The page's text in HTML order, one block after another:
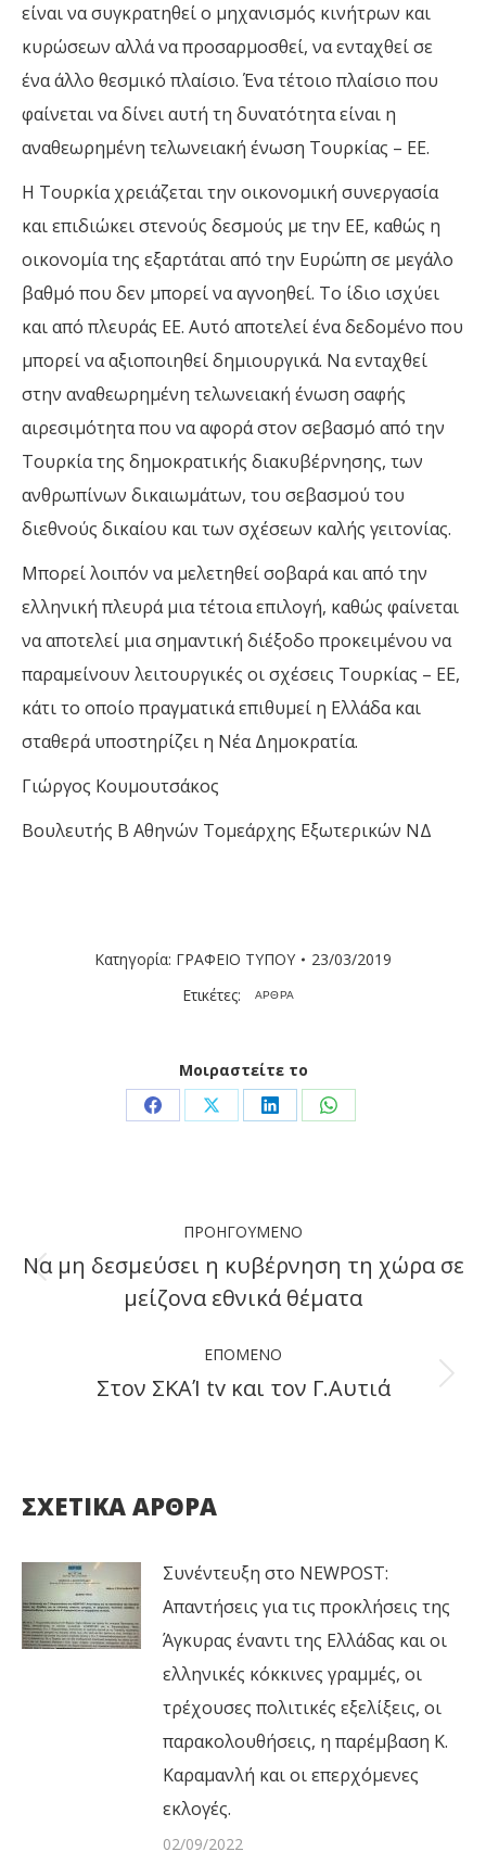
είναι να συγκρατηθεί ο μηχανισμός κινήτρων και
κυρώσεων αλλά να προσαρμοσθεί, να ενταχθεί σε
ένα άλλο θεσμικό πλαίσιο. Ένα τέτοιο πλαίσιο που
φαίνεται να δίνει αυτή τη δυνατότητα είναι η
αναθεωρημένη τελωνειακή ένωση Τουρκίας – ΕΕ.
Η Τουρκία χρειάζεται την οικονομική συνεργασία
και επιδιώκει στενούς δεσμούς με την ΕΕ, καθώς η
οικονομία της εξαρτάται από την Ευρώπη σε μεγάλο
βαθμό που δεν μπορεί να αγνοηθεί. Το ίδιο ισχύει
και από πλευράς ΕΕ. Αυτό αποτελεί ένα δεδομένο που
μπορεί να αξιοποιηθεί δημιουργικά. Να ενταχθεί
στην αναθεωρημένη τελωνειακή ένωση σαφής
αιρεσιμότητα που να αφορά στον σεβασμό από την
Τουρκία της δημοκρατικής διακυβέρνησης, των
ανθρωπίνων δικαιωμάτων, του σεβασμού του
διεθνούς δικαίου και των σχέσεων καλής γειτονίας.
Μπορεί λοιπόν να μελετηθεί σοβαρά και από την
ελληνική πλευρά μια τέτοια επιλογή, καθώς φαίνεται
να αποτελεί μια σημαντική διέξοδο προκειμένου να
παραμείνουν λειτουργικές οι σχέσεις Τουρκίας – ΕΕ,
κάτι το οποίο πραγματικά επιθυμεί η Ελλάδα και
σταθερά υποστηρίζει η Νέα Δημοκρατία.
Γιώργος Κουμουτσάκος
Βουλευτής Β Αθηνών Τομεάρχης Εξωτερικών ΝΔ
Κατηγορία: ΓΡΑΦΕΙΟ ΤΥΠΟΥ
23/03/2019
Ετικέτες:
ΑΡΘΡΑ
Μοιραστείτε το
Share Share Share Share
navigation
ΠΡΟΗΓΟΎΜΕΝΟ
Previous
Να μη δεσμεύσει η κυβέρνηση τη χώρα σε
μείζονα εθνικά θέματα
ΕΠΌΜΕΝΟ
Next
Στον ΣΚΑΊ tv και τον Γ.Αυτιά
ΣΧΕΤΙΚΑ ΑΡΘΡΑ
Συνέντευξη στο NEWPOST:
Απαντήσεις για τις προκλήσεις της
Άγκυρας έναντι της Ελλάδας και οι
ελληνικές κόκκινες γραμμές, οι
τρέχουσες πολιτικές εξελίξεις, οι
παρακολουθήσεις, η παρέμβαση Κ.
Καραμανλή και οι επερχόμενες
εκλογές.
02/09/2022